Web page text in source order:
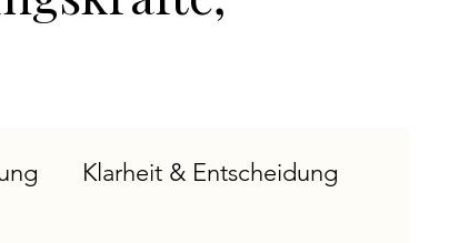
Klarheit & Entscheidung